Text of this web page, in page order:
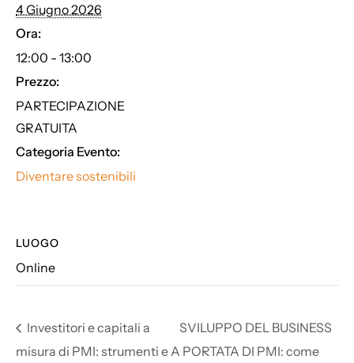
4 Giugno 2026
Ora:
12:00 - 13:00
Prezzo:
PARTECIPAZIONE
GRATUITA
Categoria Evento:
Diventare sostenibili
LUOGO
Online
Investitori e capitali a
misura di PMI: strumenti e
SVILUPPO DEL BUSINESS
A PORTATA DI PMI: come